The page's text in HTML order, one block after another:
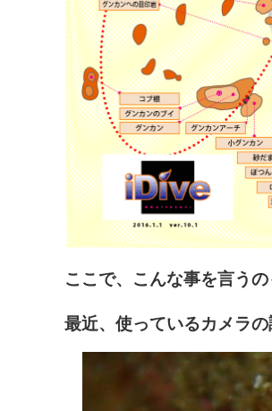
ここで、こんな事を言うの
最近、使っているカメラ